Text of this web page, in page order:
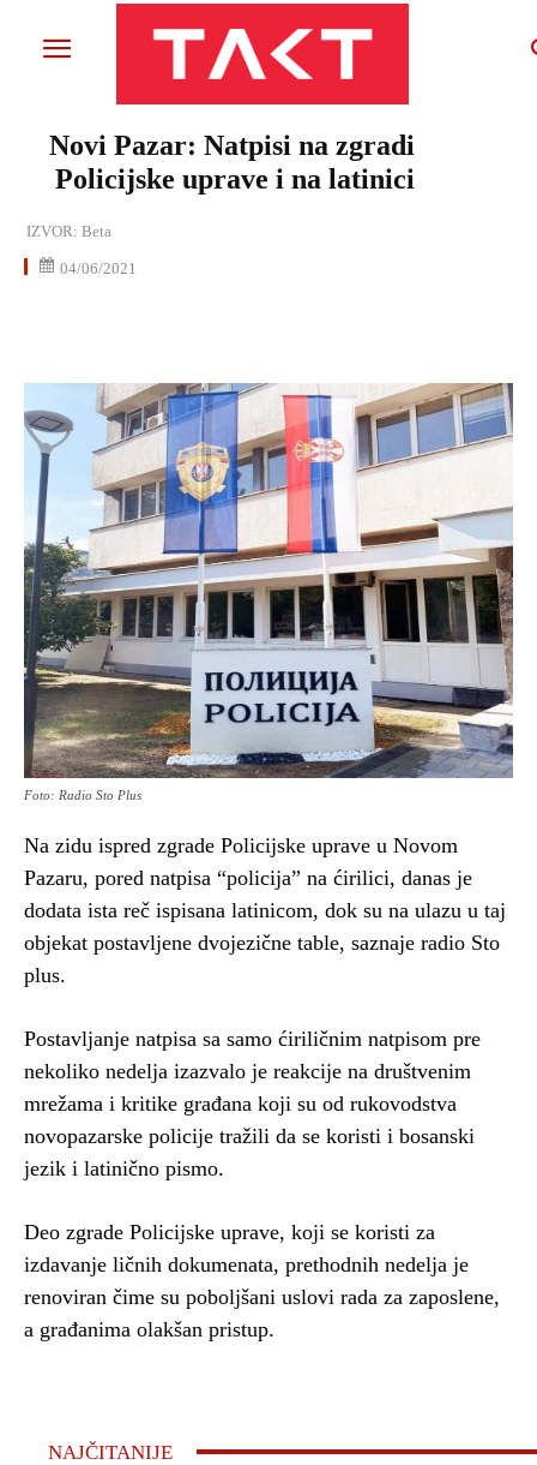
Novi Pazar: Natpisi na zgradi
Policijske uprave i na latinici
IZVOR: Beta
04/06/2021
Foto: Radio Sto Plus
Na zidu ispred zgrade Policijske uprave u Novom
Pazaru, pored natpisa “policija” na ćirilici, danas je
dodata ista reč ispisana latinicom, dok su na ulazu u taj
objekat postavljene dvojezične table, saznaje radio Sto
plus.
Postavljanje natpisa sa samo ćiriličnim natpisom pre
nekoliko nedelja izazvalo je reakcije na društvenim
mrežama i kritike građana koji su od rukovodstva
novopazarske policije tražili da se koristi i bosanski
jezik i latinično pismo.
Deo zgrade Policijske uprave, koji se koristi za
izdavanje ličnih dokumenata, prethodnih nedelja je
renoviran čime su poboljšani uslovi rada za zaposlene,
a građanima olakšan pristup.
NAJČITANIJE